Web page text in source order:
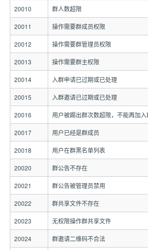
20010 群人数超限
20011 操作需要群成员权限
20012 操作需要群管理员权限
20013 操作需要群主权限
20014 入群申请已过期或已处理
20015 入群邀请已过期或已处理
20016 用户被踢出群次数超限，不能再加入
20017 用户已经是群成员
20018 用户在群黑名单列表
20020 群公告不存在
20021 群公告被管理员禁用
20022 群共享文件不存在
20023 无权限操作群共享文件
20024 群邀请二维码不合法